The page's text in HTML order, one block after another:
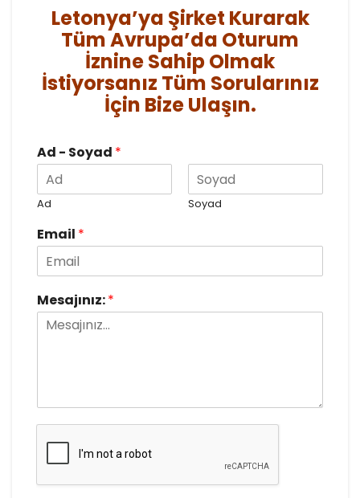
Letonya’ya Şirket Kurarak
Tüm Avrupa’da Oturum
İznine Sahip Olmak
İstiyorsanız Tüm Sorularınız
İçin Bize Ulaşın.
Ad - Soyad *
Ad Soyad
Email *
Mesajınız:*